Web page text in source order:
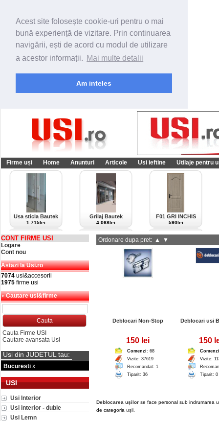
Acest site folosește cookie-uri pentru o mai
bună experiență de vizitare. Prin continuarea
navigării, ești de acord cu modul de utilizare
a acestor informații. Mai multe detalii
Am inteles
Firme uși Home Anunturi Articole Usi ieftine Utilaje pentru
Usa sticla Bautek
1.715lei
Grilaj Bautek
4.068lei
F01 GRI INCHIS
590lei
CONT FIRME USI
Logare
Cont nou
Astazi la Usi.ro
7074 usi&accesorii
1975 firme usi
Cautare usi&firme
Cauta Firme USI
Cautare avansata Usi
Usi din JUDETUL tau:
Bucuresti x
USI
Usi Interior
Usi interior - duble
Usi Lemn
Ordonare dupa pret: ▲ ▼
Deblocari Non-Stop
150 lei
Comenzi: 68
Vizite: 37619
Recomandat: 1
Tiparit: 36
Deblocari usi
150
Comenzi
Vizite:
Tiparit: 0
Deblocarea ușilor se face personal sub indrumarea
de categoria ușii